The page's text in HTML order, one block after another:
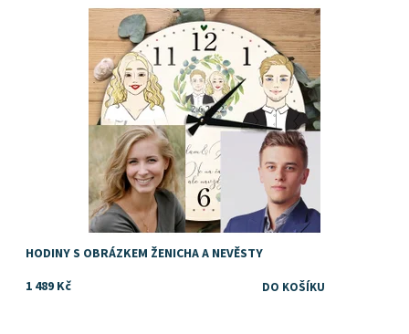
Výjimečný a vtipný dárek ke svatbě třeba pro kamarády.
Dostupnost:
Skladem
HODINY S OBRÁZKEM ŽENICHA A NEVĚSTY
1 489 Kč